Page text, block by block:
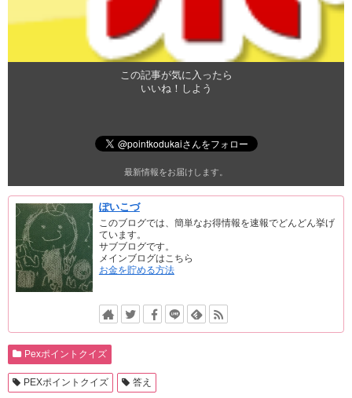
この記事が気に入ったら
いいね！しよう
最新情報をお届けします。
ぽいこづ
このブログでは、簡単なお得情報を速報でどんどん挙げ
ています。
サブブログです。
メインブログはこちら
お金を貯める方法
Pexポイントクイズ
PEXポイントクイズ 答え